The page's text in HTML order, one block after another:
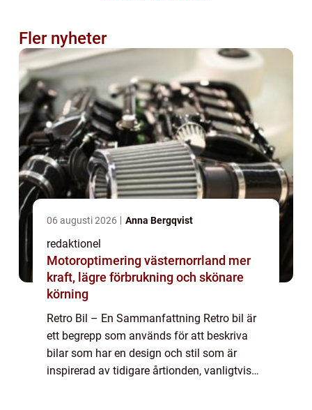
Fler nyheter
06 augusti 2026 Anna Bergqvist
redaktionel
Motoroptimering västernorrland mer
kraft, lägre förbrukning och skönare
körning
Retro Bil – En Sammanfattning Retro bil är
ett begrepp som används för att beskriva
bilar som har en design och stil som är
inspirerad av tidigare årtionden, vanligtvis